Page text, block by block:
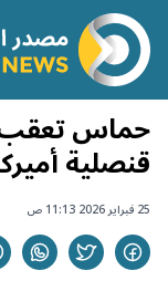
حماس
قنصلية
25 فبراير 2026 11:13 ص